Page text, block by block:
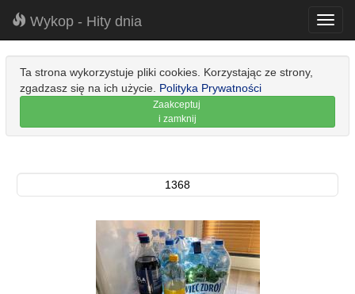
Wykop - Hity dnia
Ta strona wykorzystuje pliki cookies. Korzystając ze strony,
zgadzasz się na ich użycie. Polityka Prywatności
Zaakceptuj
i zamknij
1368